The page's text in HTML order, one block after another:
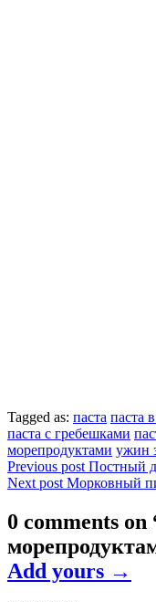
Tagged as: паста паста
паста с гребешками
морепродуктами ужин
Навигация
по
записям
Previous post Постный
Next post Морковный
0 comments on
Add yours →